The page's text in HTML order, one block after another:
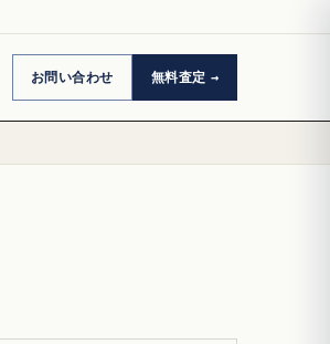
お問い合わせ 無料査定